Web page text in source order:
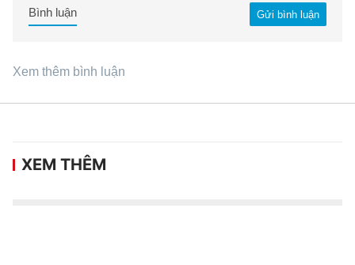
Gửi bình luận
Bình luận
Xem thêm bình luận
XEM THÊM